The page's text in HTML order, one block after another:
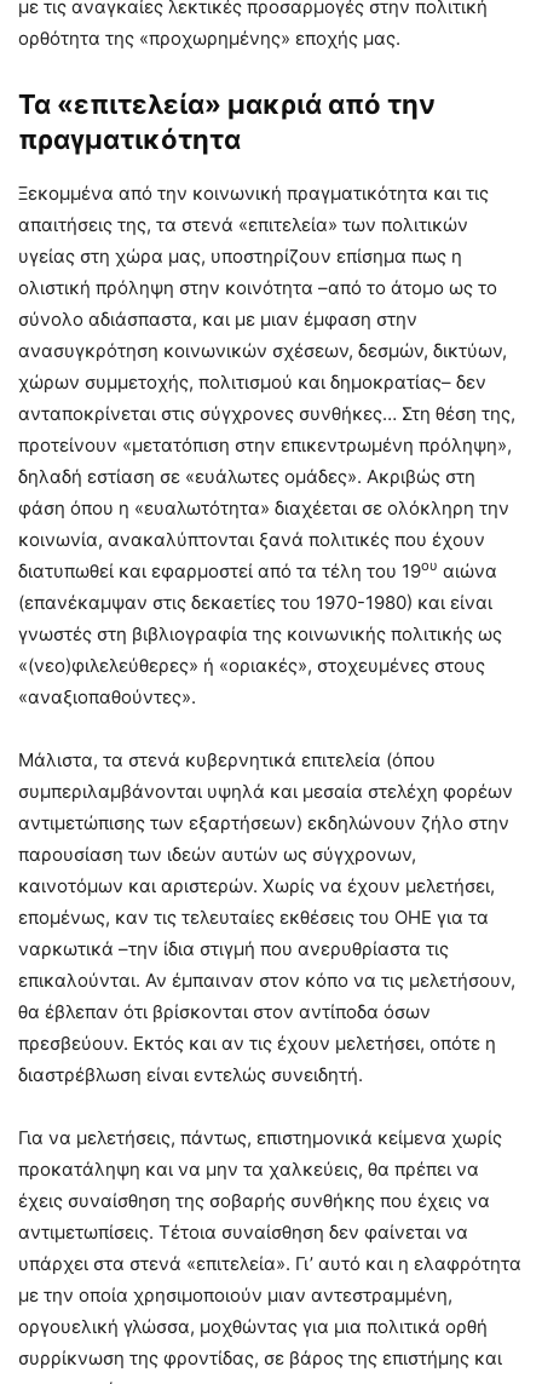
με τις αναγκαίες λεκτικές προσαρμογές στην πολιτική
ορθότητα της «προχωρημένης» εποχής μας.
Τα «επιτελεία» μακριά από την
πραγματικότητα
Ξεκομμένα από την κοινωνική πραγματικότητα και τις
απαιτήσεις της, τα στενά «επιτελεία» των πολιτικών
υγείας στη χώρα μας, υποστηρίζουν επίσημα πως η
ολιστική πρόληψη στην κοινότητα –από το άτομο ως το
σύνολο αδιάσπαστα, και με μιαν έμφαση στην
ανασυγκρότηση κοινωνικών σχέσεων, δεσμών, δικτύων,
χώρων συμμετοχής, πολιτισμού και δημοκρατίας– δεν
ανταποκρίνεται στις σύγχρονες συνθήκες… Στη θέση της,
προτείνουν «μετατόπιση στην επικεντρωμένη πρόληψη»,
δηλαδή εστίαση σε «ευάλωτες ομάδες». Ακριβώς στη
φάση όπου η «ευαλωτότητα» διαχέεται σε ολόκληρη την
κοινωνία, ανακαλύπτονται ξανά πολιτικές που έχουν
διατυπωθεί και εφαρμοστεί από τα τέλη του 19ου αιώνα
(επανέκαμψαν στις δεκαετίες του 1970-1980) και είναι
γνωστές στη βιβλιογραφία της κοινωνικής πολιτικής ως
«(νεο)φιλελεύθερες» ή «οριακές», στοχευμένες στους
«αναξιοπαθούντες».
Μάλιστα, τα στενά κυβερνητικά επιτελεία (όπου
συμπεριλαμβάνονται υψηλά και μεσαία στελέχη φορέων
αντιμετώπισης των εξαρτήσεων) εκδηλώνουν ζήλο στην
παρουσίαση των ιδεών αυτών ως σύγχρονων,
καινοτόμων και αριστερών. Χωρίς να έχουν μελετήσει,
επομένως, καν τις τελευταίες εκθέσεις του ΟΗΕ για τα
ναρκωτικά –την ίδια στιγμή που ανερυθρίαστα τις
επικαλούνται. Αν έμπαιναν στον κόπο να τις μελετήσουν,
θα έβλεπαν ότι βρίσκονται στον αντίποδα όσων
πρεσβεύουν. Εκτός και αν τις έχουν μελετήσει, οπότε η
διαστρέβλωση είναι εντελώς συνειδητή.
Για να μελετήσεις, πάντως, επιστημονικά κείμενα χωρίς
προκατάληψη και να μην τα χαλκεύεις, θα πρέπει να
έχεις συναίσθηση της σοβαρής συνθήκης που έχεις να
αντιμετωπίσεις. Τέτοια συναίσθηση δεν φαίνεται να
υπάρχει στα στενά «επιτελεία». Γι’ αυτό και η ελαφρότητα
με την οποία χρησιμοποιούν μιαν αντεστραμμένη,
οργουελική γλώσσα, μοχθώντας για μια πολιτικά ορθή
συρρίκνωση της φροντίδας, σε βάρος της επιστήμης και